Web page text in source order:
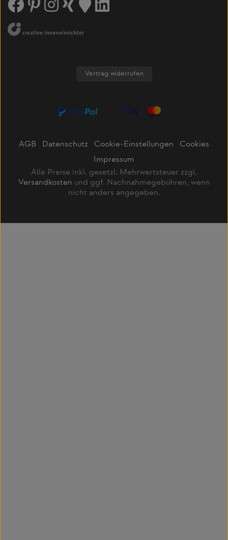
Vertrag widerrufen
AGB Datenschutz Cookie-Einstellungen
Cookies
Impressum
Alle Preise inkl. gesetzl. Mehrwertsteuer zzgl.
Versandkosten und ggf. Nachnahmegebühren, wenn
nicht anders angegeben.